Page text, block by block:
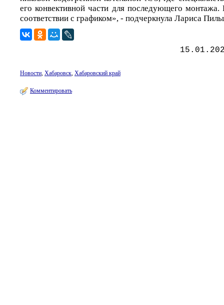
его конвективной части для последующего
соответствии с графиком», - подчеркнула Лариса
Новости, Хабаровск, Хабаровский край
Комментировать